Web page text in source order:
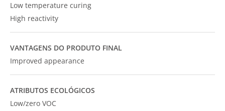
Low temperature curing
High reactivity
VANTAGENS DO PRODUTO FINAL
Improved appearance
ATRIBUTOS ECOLÓGICOS
Low/zero VOC